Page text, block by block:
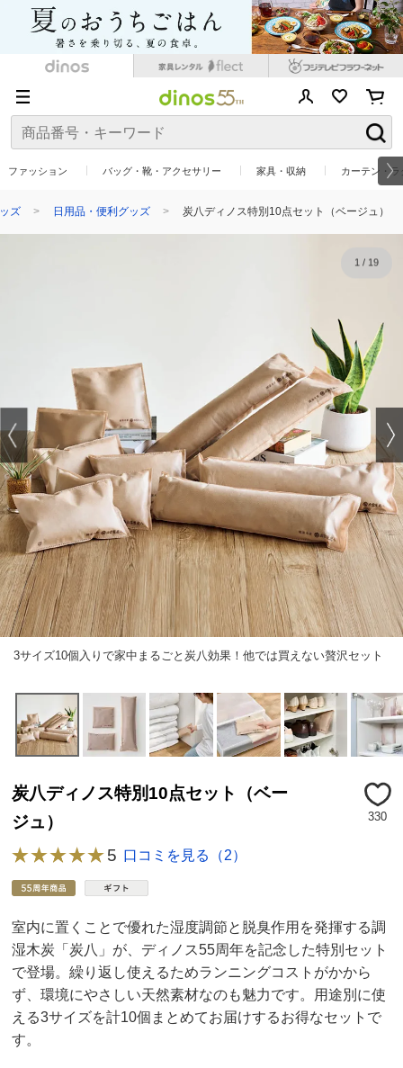
ファッション バッグ・靴・アクセサリー 家具・収納 カーテン・
ズ 日用品・便利グッズ 炭八ディノス特別10点セット（ベージュ）
3サイズ10個入りで家中まるごと炭八効果！他では買えない贅沢セット
1/ 19
炭八ディノス特別10点セット（ベー
ジュ）
330
5 口コミを見る（2）
室内に置くことで優れた湿度調節と脱臭作用を発揮する調
湿木炭「炭八」が、ディノス55周年を記念した特別セット
で登場。繰り返し使えるためランニングコストがかから
ず、環境にやさしい天然素材なのも魅力です。用途別に使
える3サイズを計10個まとめてお届けするお得なセットで
す。